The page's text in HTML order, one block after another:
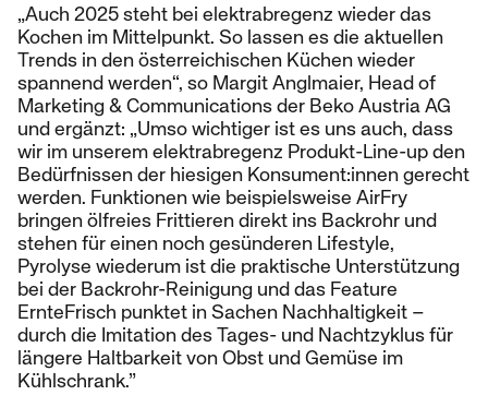
„Auch 2025 steht bei elektrabregenz wieder das
Kochen im Mittelpunkt. So lassen es die aktuellen
Trends in den österreichischen Küchen wieder
spannend werden“, so Margit Anglmaier, Head of
Marketing & Communications der Beko Austria AG
und ergänzt: „Umso wichtiger ist es uns auch, dass
wir im unserem elektrabregenz Produkt-Line-up den
Bedürfnissen der hiesigen Konsument:innen gerecht
werden. Funktionen wie beispielsweise AirFry
bringen ölfreies Frittieren direkt ins Backrohr und
stehen für einen noch gesünderen Lifestyle,
Pyrolyse wiederum ist die praktische Unterstützung
bei der Backrohr-Reinigung und das Feature
ErnteFrisch punktet in Sachen Nachhaltigkeit –
durch die Imitation des Tages- und Nachtzyklus für
längere Haltbarkeit von Obst und Gemüse im
Kühlschrank.”